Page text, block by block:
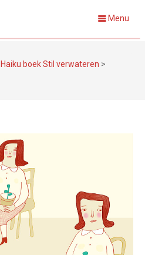
Menu
Haiku boek Stil verwateren >